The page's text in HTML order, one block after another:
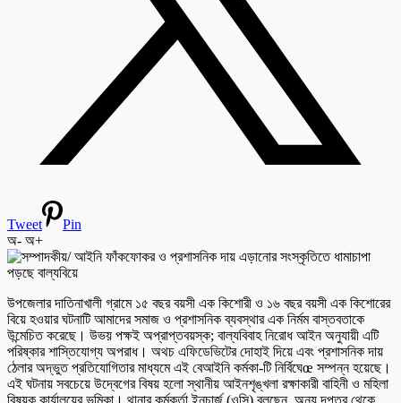
Tweet
Pin
অ- অ+
উপজেলার দাতিনাখালী গ্রামে ১৫ বছর বয়সী এক কিশোরী ও ১৬ বছর বয়সী এক কিশোরের
বিয়ে হওয়ার ঘটনাটি আমাদের সমাজ ও প্রশাসনিক ব্যবস্থার এক নির্মম বাস্তবতাকে
উন্মেচিত করেছে। উভয় পক্ষই অপ্রাপ্তবয়স্ক; বাল্যবিবাহ নিরোধ আইন অনুযায়ী এটি
পরিষ্কার শাস্তিযোগ্য অপরাধ। অথচ এফিডেভিটের দোহাই দিয়ে এবং প্রশাসনিক দায়
ঠেলার অদ্ভুত প্রতিযোগিতার মাধ্যমে এই বেআইনি কর্মকা-টি নির্বিঘেœ সম্পন্ন হয়েছে।
এই ঘটনায় সবচেয়ে উদ্বেগের বিষয় হলো স্থানীয় আইনশৃঙ্খলা রক্ষাকারী বাহিনী ও মহিলা
বিষয়ক কার্যালয়ের ভূমিকা। থানার কর্মকর্তা ইনচার্জ (ওসি) বলছেন, অন্য দপ্তর থেকে